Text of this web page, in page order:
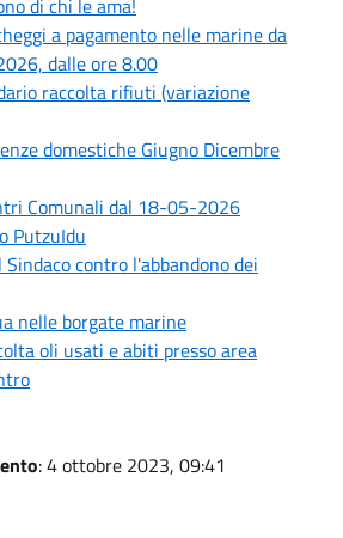
a pagamento nelle marine da
dalle ore 8.00
raccolta rifiuti (variazione
domestiche Giugno Dicembre
Comunali dal 18-05-2026
PutzuIdu
contro l'abbandono dei
nelle borgate marine
oli usati e abiti presso area
: 4 ottobre 2023, 09:41